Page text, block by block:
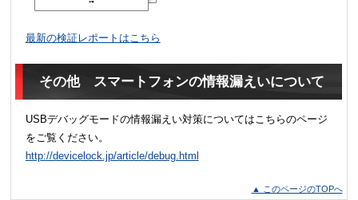
最新の検証レポートはこちら
その他 スマートフォンの情報漏えいについて
USBデバッグモードの情報漏えい対策についてはこちらのページ
をご覧ください。
http://devicelock.jp/article/debug.html
▲ このページのTOPへ